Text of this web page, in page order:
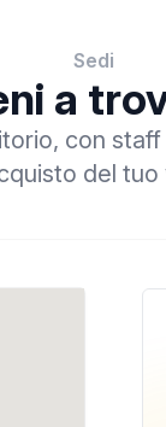
Sedi
a
con
del tuo